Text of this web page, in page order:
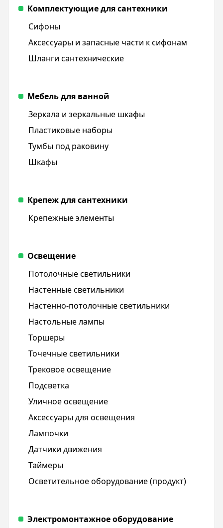
Комплектующие для сантехники
Сифоны
Аксессуары и запасные части к сифонам
Шланги сантехнические
Мебель для ванной
Зеркала и зеркальные шкафы
Пластиковые наборы
Тумбы под раковину
Шкафы
Крепеж для сантехники
Крепежные элементы
Освещение
Потолочные светильники
Настенные светильники
Настенно-потолочные светильники
Настольные лампы
Торшеры
Точечные светильники
Трековое освещение
Подсветка
Уличное освещение
Аксессуары для освещения
Лампочки
Датчики движения
Таймеры
Осветительное оборудование (продукт)
Электромонтажное оборудование